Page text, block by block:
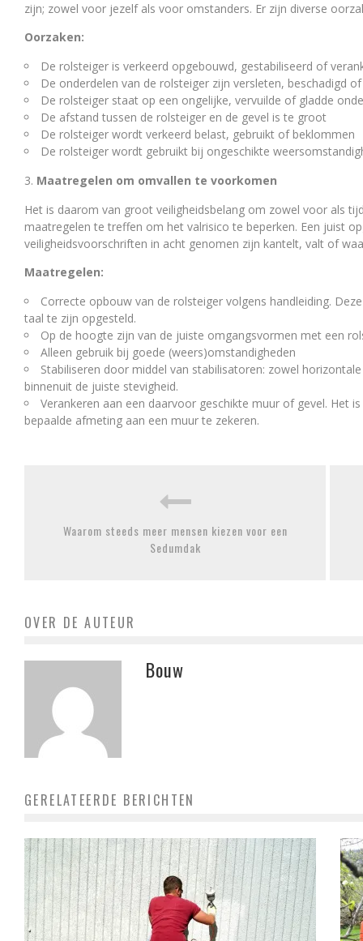
zijn; zowel voor jezelf als voor omstanders. Er zijn diverse
Oorzaken:
De rolsteiger is verkeerd opgebouwd, gestabiliseerd of
De onderdelen van de rolsteiger zijn versleten, beschadigd
De rolsteiger staat op een ongelijke, vervuilde of gladde
De afstand tussen de rolsteiger en de gevel is te groot
De rolsteiger wordt verkeerd belast, gebruikt of beklommen
De rolsteiger wordt gebruikt bij ongeschikte
Maatregelen om omvallen te voorkomen
Het is daarom van groot veiligheidsbelang om zowel voor als
maatregelen te treffen om het valrisico te beperken. Een juist
veiligheidsvoorschriften in acht genomen zijn kantelt, valt of
Maatregelen:
Correcte opbouw van de rolsteiger volgens handleiding.
taal te zijn opgesteld.
Op de hoogte zijn van de juiste omgangsvormen met een
Alleen gebruik bij goede (weers)omstandigheden
Stabiliseren door middel van stabilisatoren: zowel
binnenuit de juiste stevigheid.
Verankeren aan een daarvoor geschikte muur of gevel. Het
bepaalde afmeting aan een muur te zekeren.
Waarom steeds meer mensen kiezen voor een
Sedumdak
OVER DE AUTEUR
Bouw
GERELATEERDE BERICHTEN